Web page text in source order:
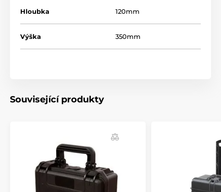
Hloubka 120mm
Výška 350mm
Související produkty